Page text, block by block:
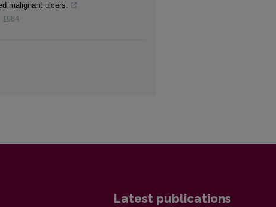
malignant ulcers.
1984
Latest publications